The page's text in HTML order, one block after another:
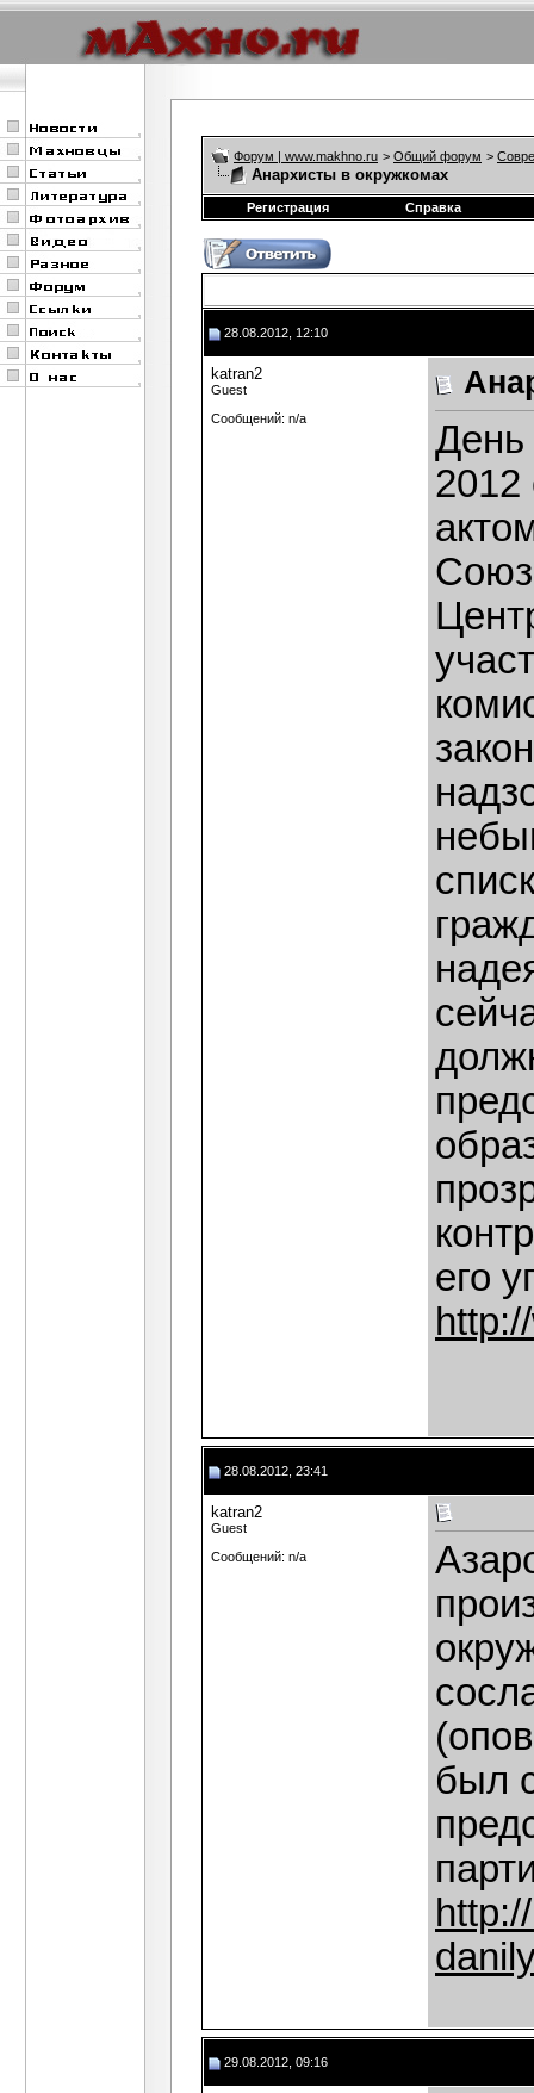
Форум | www.makhno.ru > Общий форум >
Анархисты в окружкомах
Регистрация Справка
28.08.2012, 12:10
katran2
Guest
Сообщений: n/a
День
2012
Союз
его
28.08.2012, 23:41
katran2
Guest
Сообщений: n/a
был
29.08.2012, 09:16